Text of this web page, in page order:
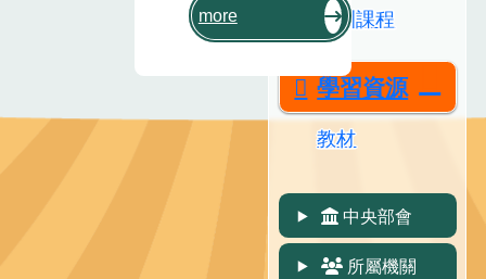
培訓課程
學習資源
教材
中央部會
所屬機關
more